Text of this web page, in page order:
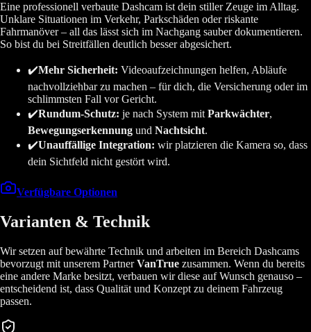
Eine professionell verbaute Dashcam ist dein stiller Zeuge im Alltag.
Unklare Situationen im Verkehr, Parkschäden oder riskante
Fahrmanöver – all das lässt sich im Nachgang sauber dokumentieren.
So bist du bei Streitfällen deutlich besser abgesichert.
✔️Mehr Sicherheit: Videoaufzeichnungen helfen, Abläufe
nachvollziehbar zu machen – für dich, die Versicherung oder im
schlimmsten Fall vor Gericht.
✔️Rundum-Schutz: je nach System mitParkwächter,
Bewegungserkennung und Nachtsicht.
✔️Unauffällige Integration: wir platzieren die Kamera so, dass
dein Sichtfeld nicht gestört wird.
Verfügbare Optionen
Varianten & Technik
Wir setzen auf bewährte Technik und arbeiten im Bereich Dashcams
bevorzugt mit unserem PartnerVanTrue zusammen. Wenn du bereits
eine andere Marke besitzt, verbauen wir diese auf Wunsch genauso –
entscheidend ist, dass Qualität und Konzept zu deinem Fahrzeug
passen.